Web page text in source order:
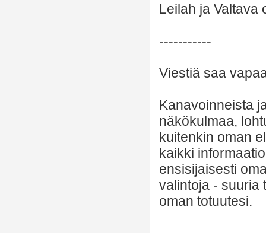
Leilah ja Valtava
-----------
Viestiä saa
Kanavoinneista
näkökulmaa,
kuitenkin oman
kaikki
ensisijaisesti
valintoja - suuria
oman totuutesi.